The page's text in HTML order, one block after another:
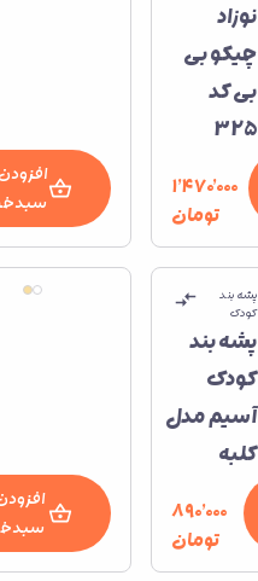
نوزاد
چیکو بی
بی کد
325
۱٬۴۷۰٬۰۰۰
تومان
پشه بند
کودک
پشه بند
کودک
آسیم مدل
کلبه
۸۹۰٬۰۰۰
تومان